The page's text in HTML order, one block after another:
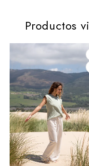
Productos